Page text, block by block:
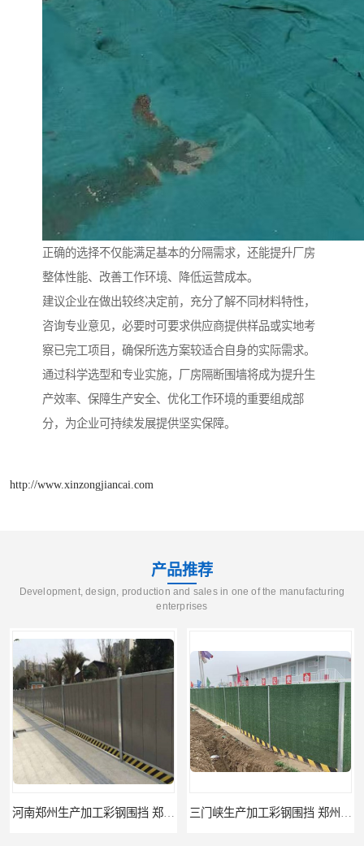
正确的选择不仅能满足基本的分隔需求，还能提升厂房
整体性能、改善工作环境、降低运营成本。
建议企业在做出较终决定前，充分了解不同材料特性，
咨询专业意见，必要时可要求供应商提供样品或实地考
察已完工项目，确保所选方案较适合自身的实际需求。
通过科学选型和专业实施，厂房隔断围墙将成为提升生
产效率、保障生产安全、优化工作环境的重要组成部
分，为企业可持续发展提供坚实保障。
http://www.xinzongjiancai.com
产品推荐
Development, design, production and sales in one of the manufacturing
enterprises